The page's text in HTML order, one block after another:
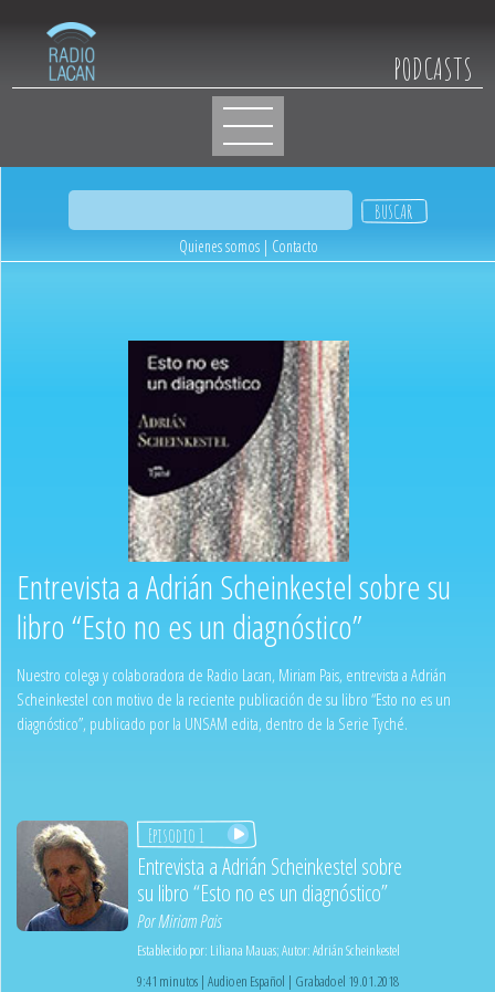
PODCASTS
Quienes somos| Contacto
Entrevista a Adrián Scheinkestel sobre su
libro “Esto no es un diagnóstico”
Nuestro colega y colaboradora de Radio Lacan, Miriam Pais, entrevista a Adrián
Scheinkestel con motivo de la reciente publicación de su libro “Esto no es un
diagnóstico”, publicado por la UNSAM edita, dentro de la Serie Tyché.
Episodio 1
Entrevista a Adrián Scheinkestel sobre
su libro “Esto no es un diagnóstico”
PorMiriam Pais
Establecido por: Liliana Mauas;Autor:Adrián Scheinkestel
9:41 minutos | Audio en Español | Grabado el 19.01.2018